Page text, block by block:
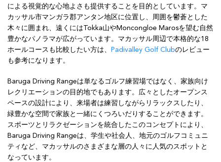
による視覚的な心地よさも提供することを目的としています。マ
カッサル市マンガラ郡アンタン地区に位置し、周囲を鬱蒼とした
木々に囲まれ、遠くにはTokka山やMoncongloe Marosを望む自然
豊かなパノラマが広がっています。マカッサル周辺で本格的な18
ホールコースも比較したい方は、
Padivalley Golf Clubのレビュー
も参考になります。
Baruga Driving Rangeは単なるゴルフ練習場ではなく、家族向け
レクリエーションの目的地でもあります。広々としたオープンス
ペースの設計により、来場者は練習しながらリラックスしたり、
緑豊かな空間で家族と一緒にくつろいだりすることができます。
スポーツとリラクゼーションを統合したこのコンセプトにより、
Baruga Driving Rangeは、学生や社会人、地元のゴルフコミュニ
ティなど、マカッサルのさまざまな層の人々に人気のスポットと
なっています。